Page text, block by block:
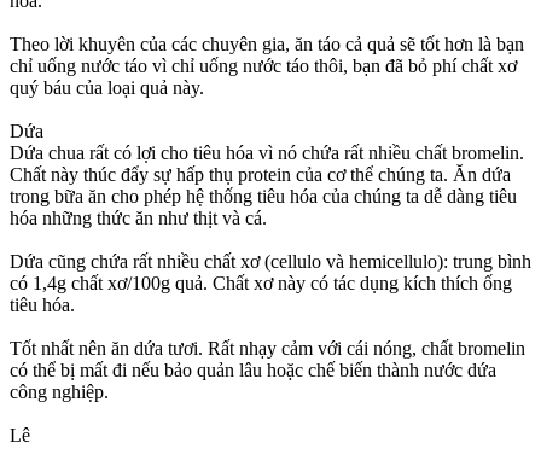
Theo lời khuyên của các chuyên gia, ăn táo cả quả sẽ tốt hơn là bạn
chỉ uống nước táo vì chỉ uống nước táo thôi, bạn đã bỏ phí chất xơ
quý báu của loại quả này.
Dứa
Dứa chua rất có lợi cho tiêu hóa vì nó chứa rất nhiều chất bromelin.
Chất này thúc đẩy sự hấp thụ protein của c‌ơ th‌ể chúng ta. Ăn dứa
trong bữa ăn cho phép hệ thống tiêu hóa của chúng ta dễ dàng tiêu
hóa những thức ăn như thịt và cá.
Dứa cũng chứa rất nhiều chất xơ (cellulo và hemicellulo): trung bình
có 1,4g chất xơ/100g quả. Chất xơ này có tác dụng kích thích ống
tiêu hóa.
Tốt nhất nên ăn dứa tươi. Rất nhạ‌y cả‌m với cái nóng, chất bromelin
có thể bị mất đi nếu bảo quản lâu hoặc chế biến thành nước dứa
công nghiệp.
Lê